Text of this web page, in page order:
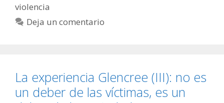
violencia
Deja un comentario
La experiencia Glencree (III): no es
un deber de las víctimas, es un